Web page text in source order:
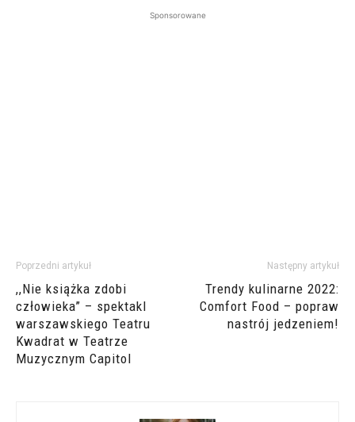
Sponsorowane
Poprzedni artykuł
,,Nie książka zdobi
człowieka” – spektakl
warszawskiego Teatru
Kwadrat w Teatrze
Muzycznym Capitol
Następny artykuł
Trendy kulinarne 2022:
Comfort Food – popraw
nastrój jedzeniem!